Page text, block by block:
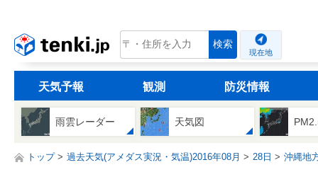
tenki.jp 検索
現在地
天気予報 観測 防災情報
雨雲レーダー 天気図
トップ 過去天気(アメダス実況・気温)2016年08月 28日 沖縄地